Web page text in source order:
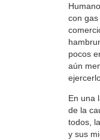
con
pocos
aún
En una
de la
todos,
y sus